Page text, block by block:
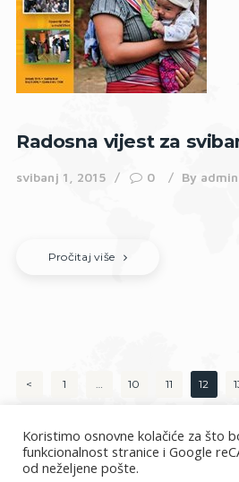
Radosna vijest za
svibanj 1, 2015 0 By admin
Pročitaj više
Brojevi
objava
< PAGE
1 PAGE
10 PAGE
11 PAGE
12
Koristimo osnovne kolačiće za što
funkcionalnost stranice i Google
od neželjene pošte.